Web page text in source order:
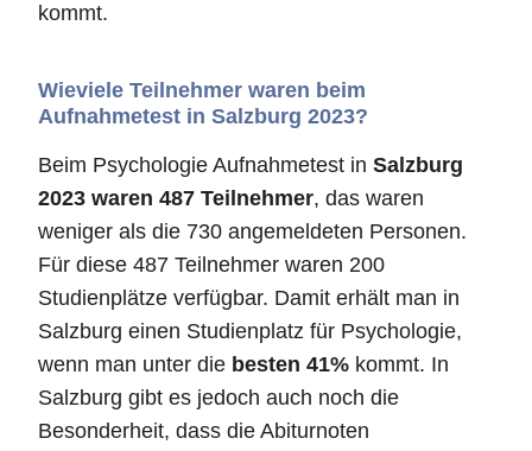
kommt.
Wieviele Teilnehmer waren beim
Aufnahmetest in Salzburg 2023?
Beim Psychologie Aufnahmetest in Salzburg
2023 waren 487 Teilnehmer, das waren
weniger als die 730 angemeldeten Personen.
Für diese 487 Teilnehmer waren 200
Studienplätze verfügbar. Damit erhält man in
Salzburg einen Studienplatz für Psychologie,
wenn man unter die besten 41% kommt. In
Salzburg gibt es jedoch auch noch die
Besonderheit, dass die Abiturnoten